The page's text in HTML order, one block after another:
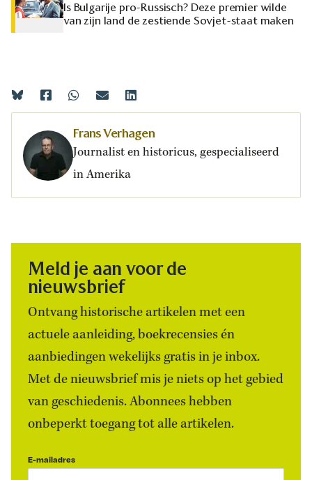
Is Bulgarije pro-Russisch? Deze premier wilde
van zijn land de zestiende Sovjet-staat maken
Frans Verhagen
Journalist en historicus, gespecialiseerd
in Amerika
Meld je aan voor de
nieuwsbrief
Ontvang historische artikelen met een
actuele aanleiding, boekrecensies én
aanbiedingen wekelijks gratis in je inbox.
Met de nieuwsbrief mis je niets op het gebied
van geschiedenis. Abonnees hebben
onbeperkt toegang tot alle artikelen.
E-mailadres